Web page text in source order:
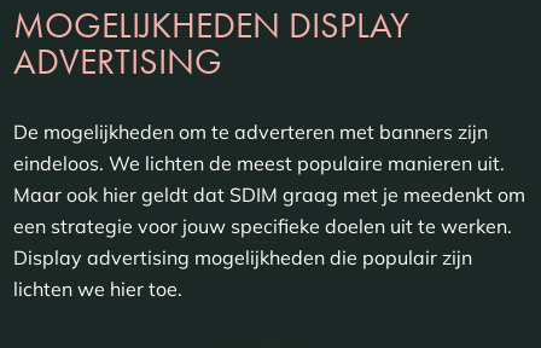
MOGELIJKHEDEN DISPLAY
ADVERTISING
De mogelijkheden om te adverteren met banners zijn
eindeloos. We lichten de meest populaire manieren uit.
Maar ook hier geldt dat SDIM graag met je meedenkt om
een strategie voor jouw specifieke doelen uit te werken.
Display advertising mogelijkheden die populair zijn
lichten we hier toe.